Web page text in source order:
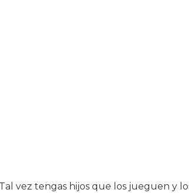
vez tengas hijos que los jueguen y